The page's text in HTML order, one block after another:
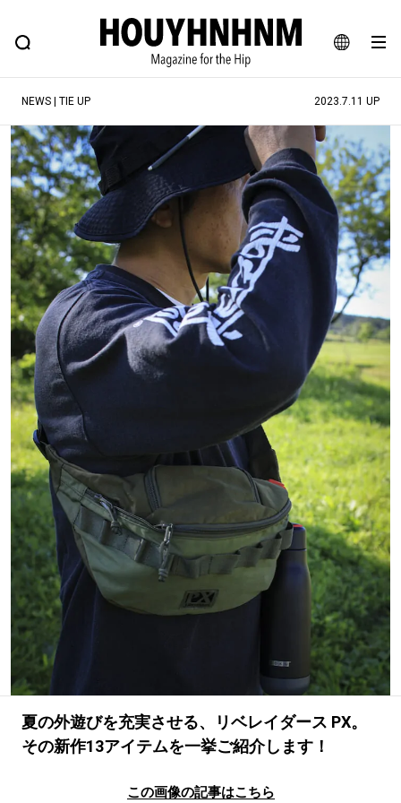
JA
EN
FEATURE BLOG SNAP
ヒップなファッション、カルチャー、ライフスタイルWEBマガジン
#注目のタグ
#SHOPPING ADDICT #憧れの逸品
#ESSENTIAL DESIGNS #古着サミット
#NEW VINTAGE #マイナーグッド図鑑
#路地裏てぃーん。 #MONTHLY JOURNAL
#GH 銘品の所以 #フイナムのYouTube
#Commune H #FOCUS IT #AH.H
#ととけん #FASHION #MUSIC #MOVIE
#LIFESTYLE #OUTDOOR
#SPORTS #HANDSOME HANDBOOK
NEWS | TIE UP 2023.7.11 UP
夏の外遊びを充実させる、リベレイダース PX。
その新作13アイテムを一挙ご紹介します！
この画像の記事はこちら